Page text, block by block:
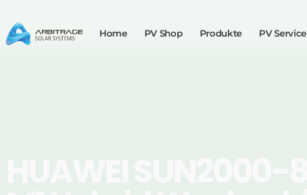
Home PV Shop Produkte PV Service